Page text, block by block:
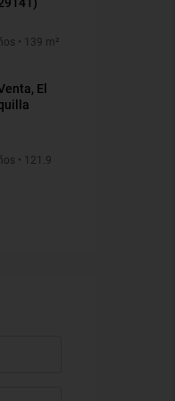
• 139 m²
El
• 121.9